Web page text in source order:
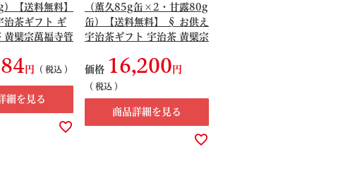
【送料無料】
治茶ギフト ギ
黄檗宗萬福寺管
税込
細を見る
（薫久85g缶×2・甘露80g
缶）【送料無料】 § お供え
宇治茶ギフト 宇治茶 黄檗宗
典返し 091346
価格 16,200
税込
商品詳細を見る